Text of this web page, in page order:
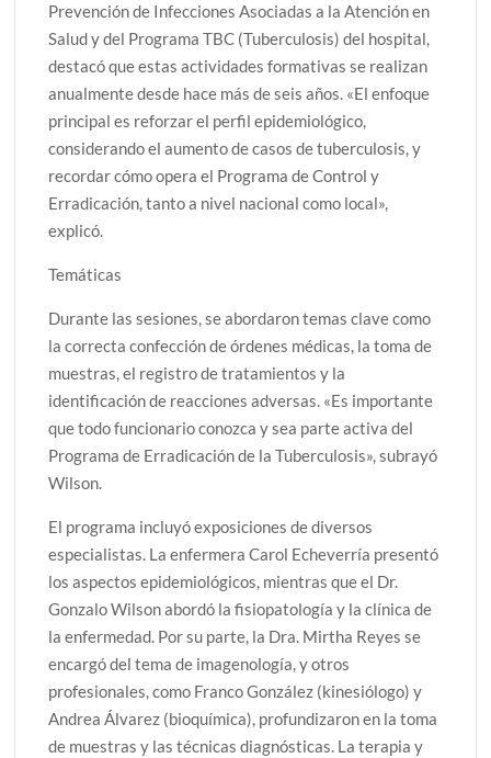
Prevención de Infecciones Asociadas a la Atención en
Salud y del Programa TBC (Tuberculosis) del hospital,
destacó que estas actividades formativas se realizan
anualmente desde hace más de seis años. «El enfoque
principal es reforzar el perfil epidemiológico,
considerando el aumento de casos de tuberculosis, y
recordar cómo opera el Programa de Control y
Erradicación, tanto a nivel nacional como local»,
explicó.
Temáticas
Durante las sesiones, se abordaron temas clave como
la correcta confección de órdenes médicas, la toma de
muestras, el registro de tratamientos y la
identificación de reacciones adversas. «Es importante
que todo funcionario conozca y sea parte activa del
Programa de Erradicación de la Tuberculosis», subrayó
Wilson.
El programa incluyó exposiciones de diversos
especialistas. La enfermera Carol Echeverría presentó
los aspectos epidemiológicos, mientras que el Dr.
Gonzalo Wilson abordó la fisiopatología y la clínica de
la enfermedad. Por su parte, la Dra. Mirtha Reyes se
encargó del tema de imagenología, y otros
profesionales, como Franco González (kinesiólogo) y
Andrea Álvarez (bioquímica), profundizaron en la toma
de muestras y las técnicas diagnósticas. La terapia y